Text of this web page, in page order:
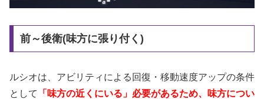
前～後衛(味方に張り付く)
ルシオは、アビリティによる回復・移動速度アップの条件
として
「味方の近くにいる」必要があるため、味方につい